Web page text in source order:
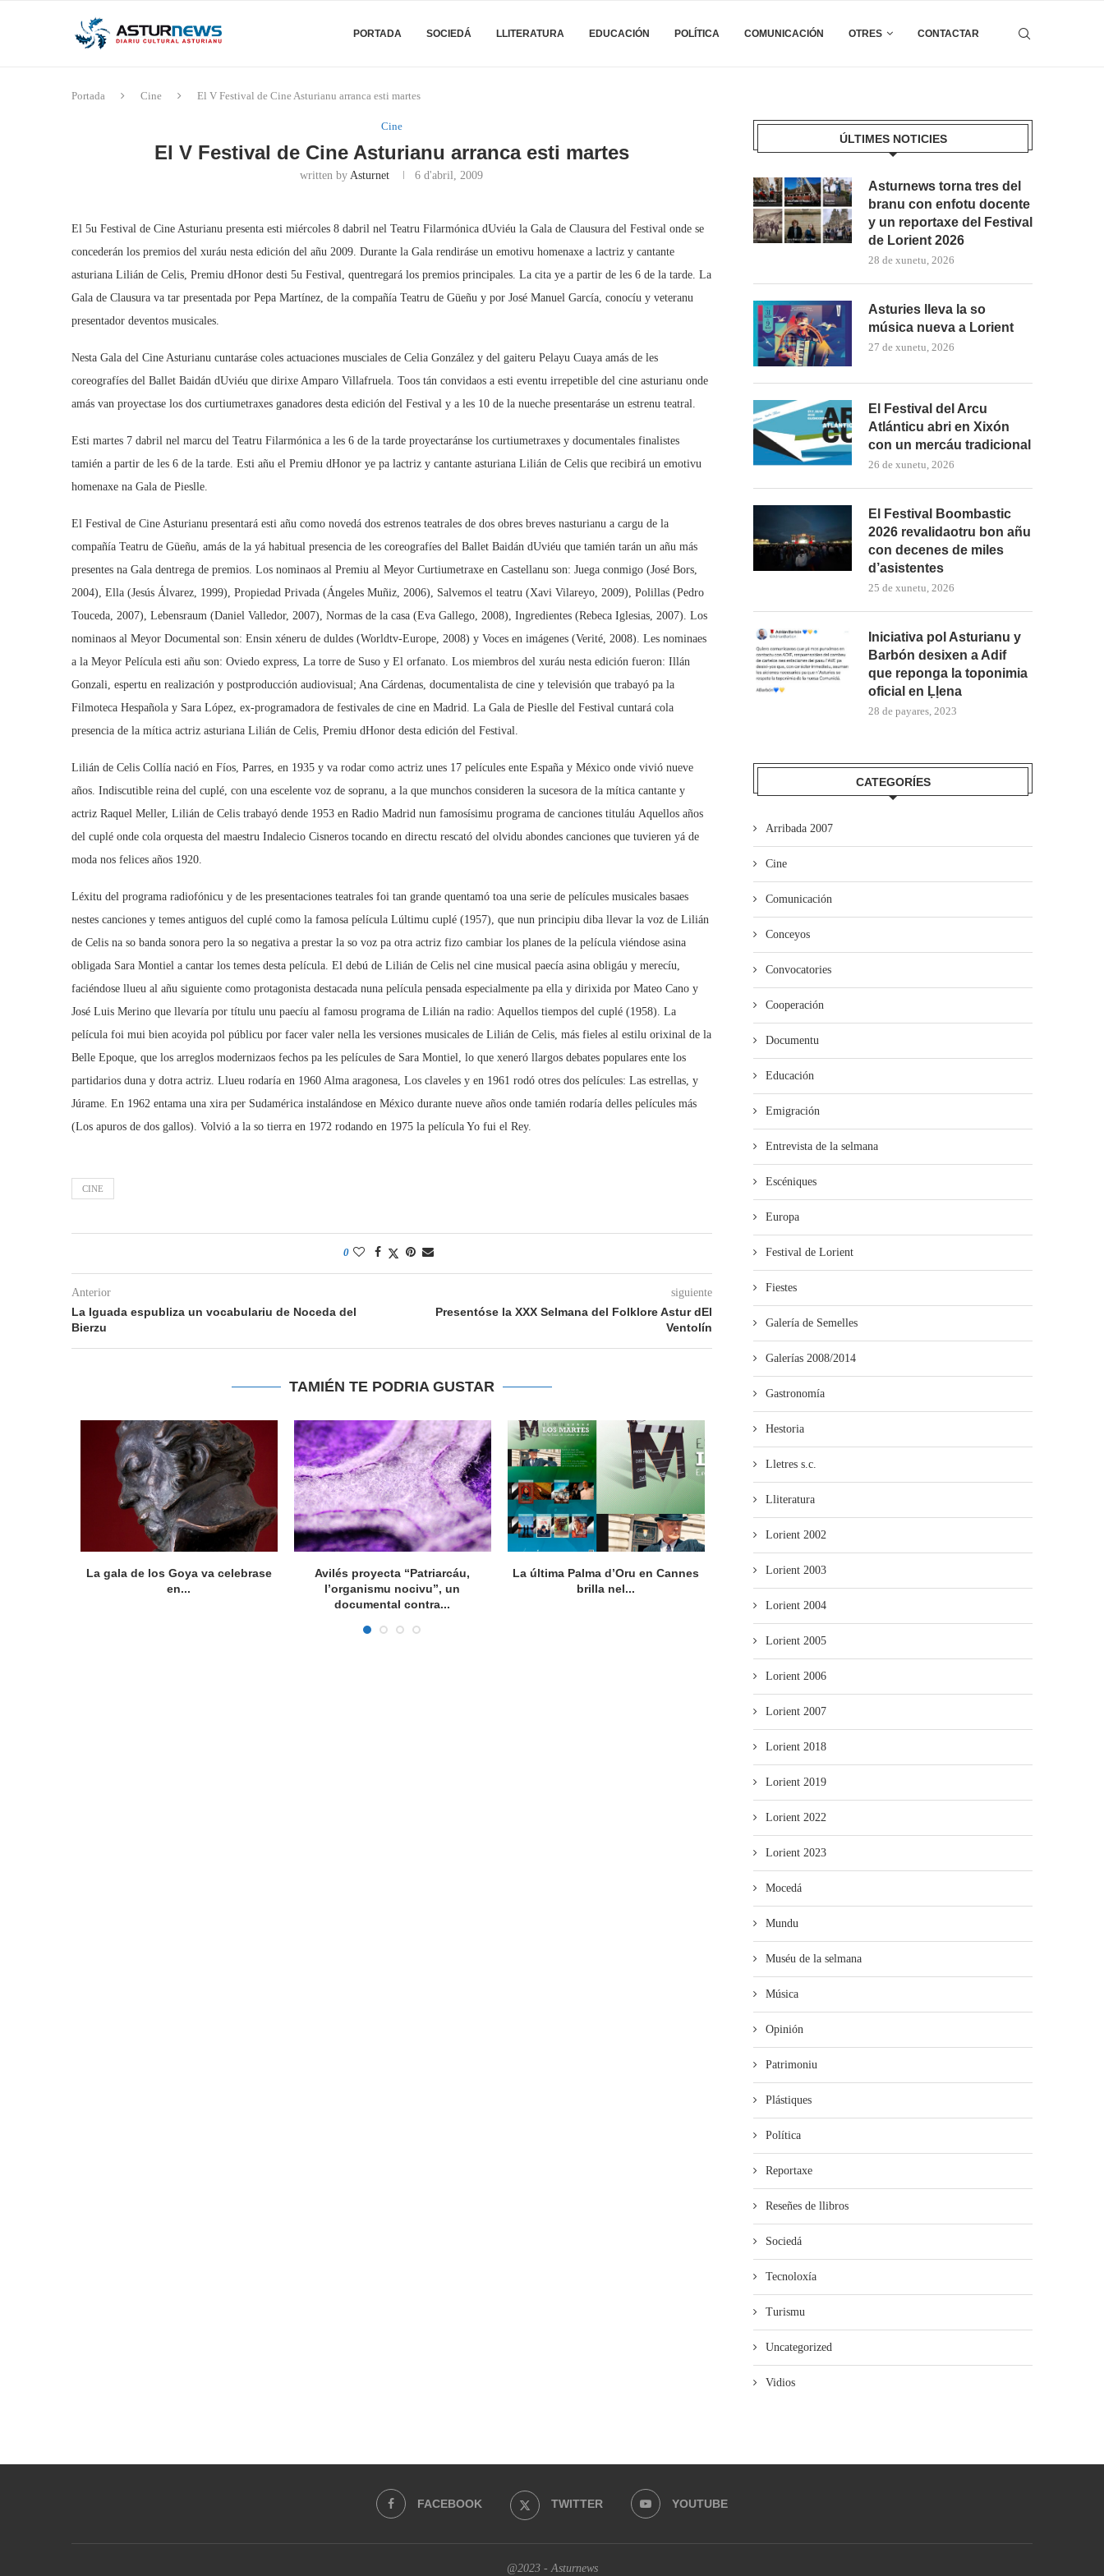
PORTADA SOCIEDÁ LLITERATURA EDUCACIÓN POLÍTICA COMUNICACIÓN OTRES CONTACTAR
Portada Cine El V Festival de Cine Asturianu arranca esti martes
Cine
El V Festival de Cine Asturianu arranca esti martes
written byAsturnet 6 d'abril, 2009
El 5u Festival de Cine Asturianu presenta esti miércoles 8 dabril nel Teatru Filarmónica dUviéu la Gala de Clausura del Festival onde se
concederán los premios del xuráu nesta edición del añu 2009. Durante la Gala rendiráse un emotivu homenaxe a lactriz y cantante
asturiana Lilián de Celis, Premiu dHonor desti 5u Festival, quentregará los premios principales. La cita ye a partir de les 6 de la tarde. La
Gala de Clausura va tar presentada por Pepa Martínez, de la compañía Teatru de Güeñu y por José Manuel García, conocíu y veteranu
presentador deventos musicales.
Nesta Gala del Cine Asturianu cuntaráse coles actuaciones musciales de Celia González y del gaiteru Pelayu Cuaya amás de les
coreografíes del Ballet Baidán dUviéu que dirixe Amparo Villafruela. Toos tán convidaos a esti eventu irrepetible del cine asturianu onde
amás van proyectase los dos curtiumetraxes ganadores desta edición del Festival y a les 10 de la nueche presentaráse un estrenu teatral.
Esti martes 7 dabril nel marcu del Teatru Filarmónica a les 6 de la tarde proyectaránse los curtiumetraxes y documentales finalistes
tamién a partir de les 6 de la tarde. Esti añu el Premiu dHonor ye pa lactriz y cantante asturiana Lilián de Celis que recibirá un emotivu
homenaxe na Gala de Pieslle.
El Festival de Cine Asturianu presentará esti añu como novedá dos estrenos teatrales de dos obres breves nasturianu a cargu de la
compañía Teatru de Güeñu, amás de la yá habitual presencia de les coreografíes del Ballet Baidán dUviéu que tamién tarán un añu más
presentes na Gala dentrega de premios. Los nominaos al Premiu al Meyor Curtiumetraxe en Castellanu son: Juega conmigo (José Bors,
2004), Ella (Jesús Álvarez, 1999), Propiedad Privada (Ángeles Muñiz, 2006), Salvemos el teatru (Xavi Vilareyo, 2009), Polillas (Pedro
Touceda, 2007), Lebensraum (Daniel Valledor, 2007), Normas de la casa (Eva Gallego, 2008), Ingredientes (Rebeca Iglesias, 2007). Los
nominaos al Meyor Documental son: Ensin xéneru de duldes (Worldtv-Europe, 2008) y Voces en imágenes (Verité, 2008). Les nominaes
a la Meyor Película esti añu son: Oviedo express, La torre de Suso y El orfanato. Los miembros del xuráu nesta edición fueron: Illán
Gonzali, espertu en realización y postproducción audiovisual; Ana Cárdenas, documentalista de cine y televisión que trabayó pa la
Filmoteca Hespañola y Sara López, ex-programadora de festivales de cine en Madrid. La Gala de Pieslle del Festival cuntará cola
presencia de la mítica actriz asturiana Lilián de Celis, Premiu dHonor desta edición del Festival.
Lilián de Celis Collía nació en Fíos, Parres, en 1935 y va rodar como actriz unes 17 películes ente España y México onde vivió nueve
años. Indiscutible reina del cuplé, con una escelente voz de sopranu, a la que munchos consideren la sucesora de la mítica cantante y
actriz Raquel Meller, Lilián de Celis trabayó dende 1953 en Radio Madrid nun famosísimu programa de canciones tituláu Aquellos años
del cuplé onde cola orquesta del maestru Indalecio Cisneros tocando en directu rescató del olvidu abondes canciones que tuvieren yá de
moda nos felices años 1920.
Léxitu del programa radiofónicu y de les presentaciones teatrales foi tan grande quentamó toa una serie de películes musicales basaes
nestes canciones y temes antiguos del cuplé como la famosa película Lúltimu cuplé (1957), que nun principiu diba llevar la voz de Lilián
de Celis na so banda sonora pero la so negativa a prestar la so voz pa otra actriz fizo cambiar los planes de la película viéndose asina
obligada Sara Montiel a cantar los temes desta película. El debú de Lilián de Celis nel cine musical paecía asina obligáu y merecíu,
faciéndose llueu al añu siguiente como protagonista destacada nuna película pensada especialmente pa ella y dirixida por Mateo Cano y
José Luis Merino que llevaría por títulu unu paecíu al famosu programa de Lilián na radio: Aquellos tiempos del cuplé (1958). La
película foi mui bien acoyida pol públicu por facer valer nella les versiones musicales de Lilián de Celis, más fieles al estilu orixinal de la
Belle Epoque, que los arreglos modernizaos fechos pa les películes de Sara Montiel, lo que xeneró llargos debates populares ente los
partidarios duna y dotra actriz. Llueu rodaría en 1960 Alma aragonesa, Los claveles y en 1961 rodó otres dos películes: Las estrellas, y
Júrame. En 1962 entama una xira per Sudamérica instalándose en México durante nueve años onde tamién rodaría delles películes más
(Los apuros de dos gallos). Volvió a la so tierra en 1972 rodando en 1975 la película Yo fui el Rey.
CINE
0
Anterior
La Iguada espubliza un vocabulariu de Noceda del
Bierzu
siguiente
Presentóse la XXX Selmana del Folklore Astur dEl
Ventolín
TAMIÉN TE PODRIA GUSTAR
La gala de los Goya va celebrase
en...
Avilés proyecta “Patriarcáu,
l’organismu nocivu”, un
documental contra...
La última Palma d’Oru en Cannes
brilla nel...
Empiecen les proyecciones pa
escolares de la Selmana...
“Ente les...
ÚLTIMES NOTICIES
Asturnews torna tres del
branu con enfotu docente
y un reportaxe del Festival
de Lorient 2026
28 de xunetu, 2026
Asturies lleva la so
música nueva a Lorient
27 de xunetu, 2026
El Festival del Arcu
Atlánticu abri en Xixón
con un mercáu tradicional
26 de xunetu, 2026
El Festival Boombastic
2026 revalidaotru bon añu
con decenes de miles
d’asistentes
25 de xunetu, 2026
Iniciativa pol Asturianu y
Barbón desixen a Adif
que reponga la toponimia
oficial en Ḷḷena
28 de payares, 2023
CATEGORÍES
Arribada 2007
Cine
Comunicación
Conceyos
Convocatories
Cooperación
Documentu
Educación
Emigración
Entrevista de la selmana
Escéniques
Europa
Festival de Lorient
Fiestes
Galería de Semelles
Galerías 2008/2014
Gastronomía
Hestoria
Lletres s.c.
Lliteratura
Lorient 2002
Lorient 2003
Lorient 2004
Lorient 2005
Lorient 2006
Lorient 2007
Lorient 2018
Lorient 2019
Lorient 2022
Lorient 2023
Mocedá
Mundu
Muséu de la selmana
Música
Opinión
Patrimoniu
Plástiques
Política
Reportaxe
Reseñes de llibros
Sociedá
Tecnoloxía
Turismu
Uncategorized
Vidios
FACEBOOK TWITTER YOUTUBE
@2023 - Asturnews